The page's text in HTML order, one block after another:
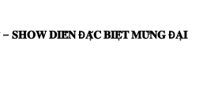
𝐒𝐇𝐎𝐖 𝐃𝐈𝐄̂̃𝐍 Đ𝐀̣̆𝐂 𝐁𝐈𝐄̣̂𝐓 𝐌𝐔̛̀𝐍𝐆 Đ𝐀̣𝐈